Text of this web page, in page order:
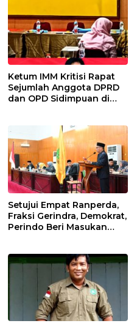
Ketum IMM Kritisi Rapat
Sejumlah Anggota DPRD
dan OPD Sidimpuan di
Setujui Empat Ranperda,
Fraksi Gerindra, Demokrat,
Perindo Beri Masukan